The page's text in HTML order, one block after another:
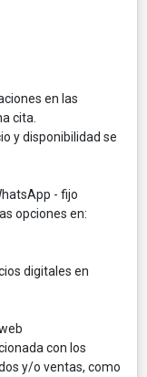
en las
cita.
y disponibilidad se
- fijo
opciones en:
digitales en
con los
y/o ventas, como